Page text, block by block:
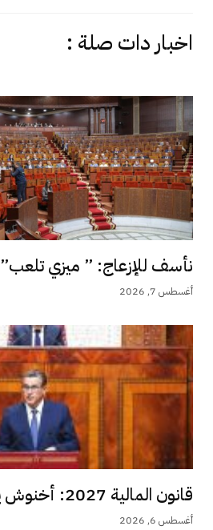
اخبار دات صلة :
نأسف للإزعاج: ” ميزي
أغسطس 7, 2026
قانون المالية 2027: أخنوش يبقي على دعم...
أغسطس 6, 2026